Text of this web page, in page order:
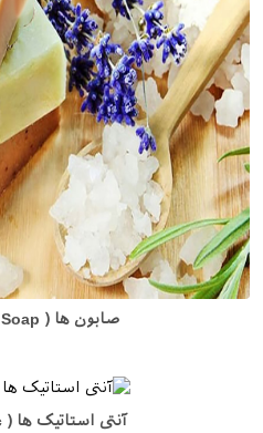
صابون ها ( Detergent Soap )
آنتی استاتیک ها ( Anti Estatic )